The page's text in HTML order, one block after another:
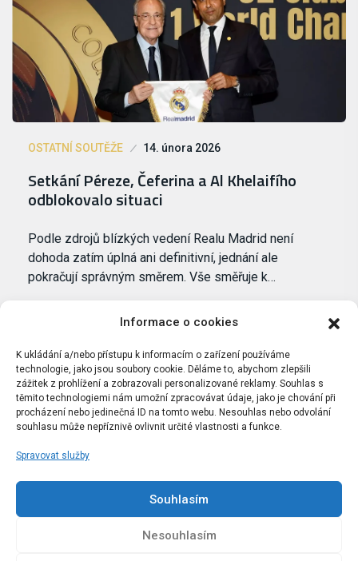
Informace o cookies
K ukládání a/nebo přístupu k informacím o zařízení používáme
technologie, jako jsou soubory cookie. Děláme to, abychom zlepšili
zážitek z prohlížení a zobrazovali personalizované reklamy. Souhlas s
těmito technologiemi nám umožní zpracovávat údaje, jako je chování při
procházení nebo jedinečná ID na tomto webu. Nesouhlas nebo odvolání
souhlasu může nepříznivě ovlivnit určité vlastnosti a funkce.
Spravovat služby
Souhlasím
Nesouhlasím
OSTATNÍ SOUTĚŽE 14. února 2026
Setkání Péreze, Čeferina a Al Khelaifího
odblokovalo situaci
Podle zdrojů blízkých vedení Realu Madrid není
dohoda zatím úplná ani definitivní, jednání ale
pokračují správným směrem. Vše směřuje k…